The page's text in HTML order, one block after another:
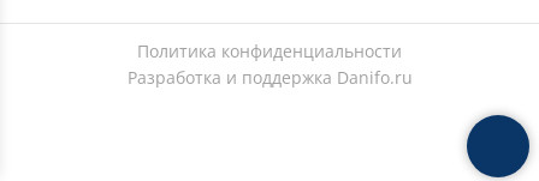
Политика конфиденциальности
Разработка и поддержка Danifo.ru